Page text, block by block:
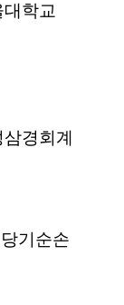
학교
경회계
기순손